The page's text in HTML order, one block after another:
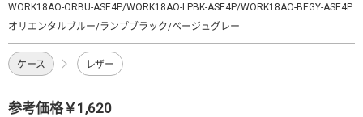
WORK18AO-ORBU-ASE4P/WORK18AO-LPBK-ASE4P/WORK18AO-BEGY-ASE4P
オリエンタルブルー/ランプブラック/ベージュグレー
ケース レザー
参考価格￥1,620